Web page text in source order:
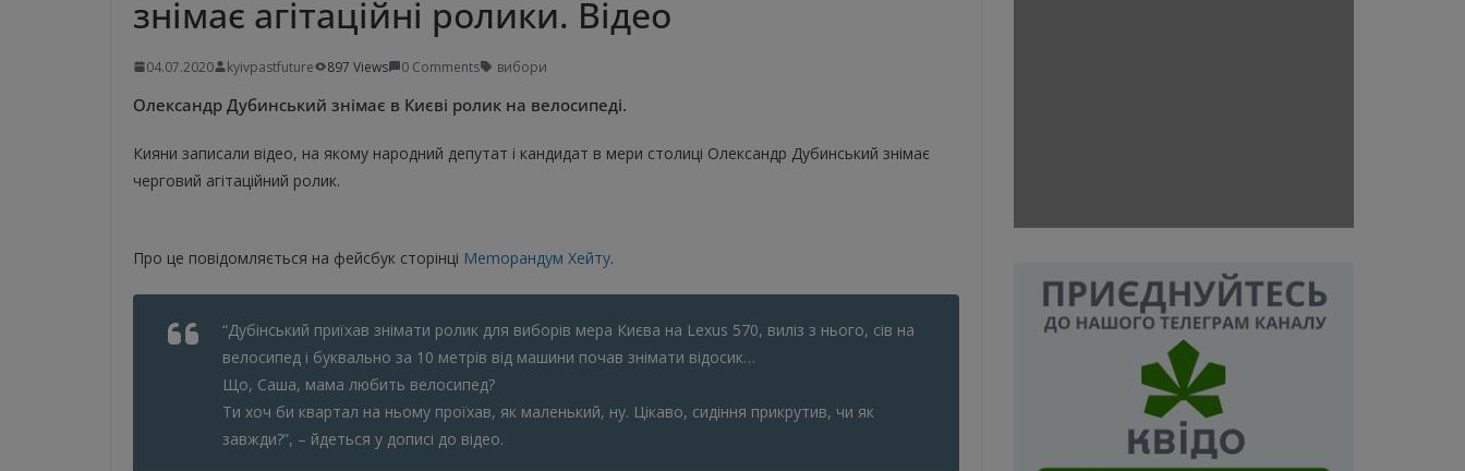
знімає агітаційні ролики. Відео
04.07.2020 kyivpastfuture 897 Views 0 Comments вибори
Олександр Дубинський знімає в Києві ролик на велосипеді.
Кияни записали відео, на якому народний депутат і кандидат в мери столиці Олександр Дубинський знімає
черговий агітаційний ролик.
Про це повідомляється на фейсбук сторінці Memорандум Хейту.
“Дубінський приїхав знімати ролик для виборів мера Києва на Lexus 570, виліз з нього, сів на
велосипед і буквально за 10 метрів від машини почав знімати відосик…
Що, Саша, мама любить велосипед?
Ти хоч би квартал на ньому проїхав, як маленький, ну. Цікаво, сидіння прикрутив, чи як
завжди?”, – йдеться у дописі до відео.